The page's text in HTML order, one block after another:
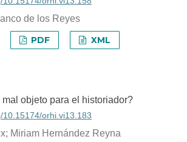
de los Reyes
PDF XML
mal objeto para el historiador?
10.15174/orhi.vi13.183
Miriam Hernández Reyna